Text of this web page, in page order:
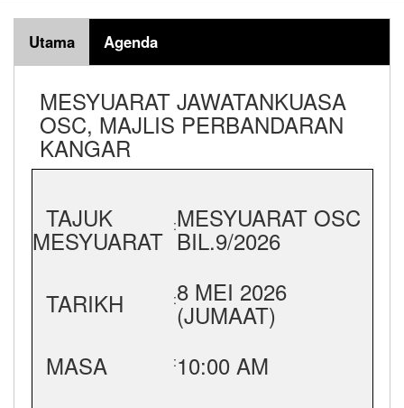
Utama Agenda
MESYUARAT JAWATANKUASA
OSC, MAJLIS PERBANDARAN
KANGAR
TAJUK
MESYUARAT :MESYUARAT OSC
BIL.9/2026
TARIKH
:8 MEI 2026
(JUMAAT)
MASA
:10:00 AM